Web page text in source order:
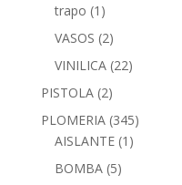
trapo (1)
VASOS (2)
VINILICA (22)
PISTOLA (2)
PLOMERIA (345)
AISLANTE (1)
BOMBA (5)